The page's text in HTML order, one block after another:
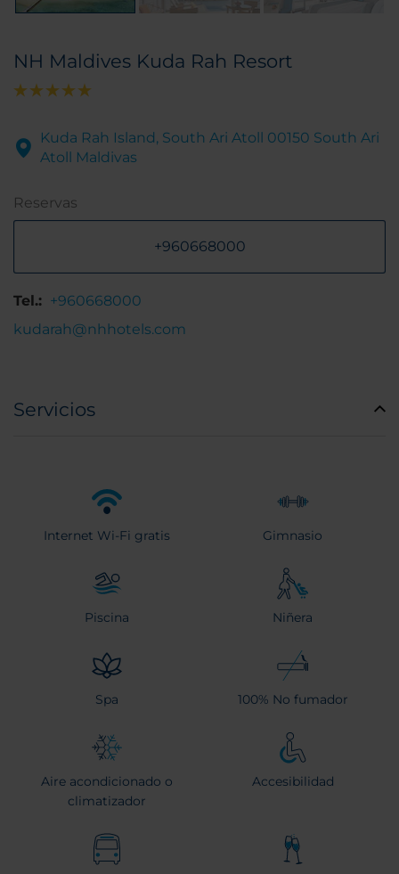
NH Maldives Kuda Rah Resort
Kuda Rah Island, South Ari Atoll 00150 South Ari
Atoll Maldivas
Reservas
+960668000
Tel.: +960668000
kudarah@nhhotels.com
Servicios
Internet Wi-Fi gratis Gimnasio
Piscina Niñera
Spa 100% No fumador
Aire acondicionado o
climatizador
Accesibilidad